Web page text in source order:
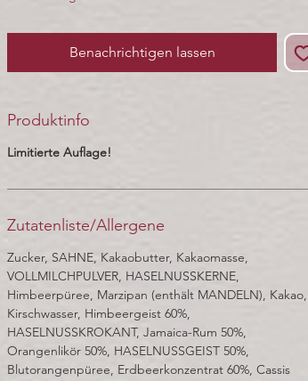
Benachrichtigen lassen
Produktinfo
Limitierte Auflage!
Zutatenliste/Allergene
Zucker, SAHNE, Kakaobutter, Kakaomasse,
VOLLMILCHPULVER, HASELNUSSKERNE,
Himbeerpüree, Marzipan (enthält MANDELN), Kakao,
Kirschwasser, Himbeergeist 60%,
HASELNUSSKROKANT, Jamaica-Rum 50%,
Orangenlikör 50%, HASELNUSSGEIST 50%,
Blutorangenpüree, Erdbeerkonzentrat 60%, Cassis